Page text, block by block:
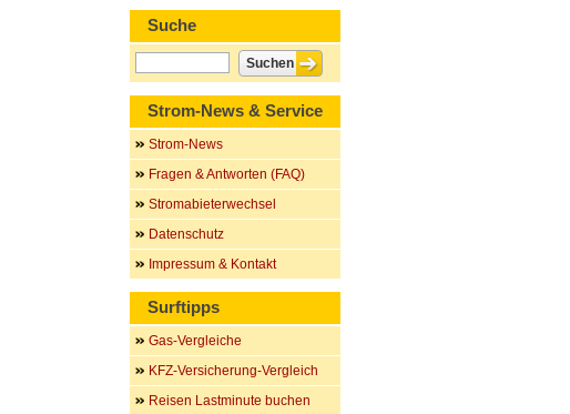
Suche
Strom-News & Service
Strom-News
Fragen & Antworten (FAQ)
Stromabieterwechsel
Datenschutz
Impressum & Kontakt
Surftipps
Gas-Vergleiche
KFZ-Versicherung-Vergleich
Reisen Lastminute buchen